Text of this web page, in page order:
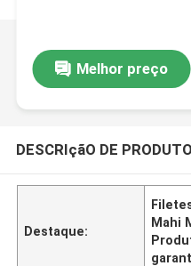
Melhor preço
DESCRIçãO DE PRODUTO
Destaque:
Mahi